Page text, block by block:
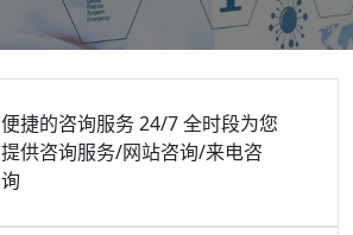
便捷的咨询服务24/7 全时段为您
提供咨询服务/网站咨询/来电咨
询